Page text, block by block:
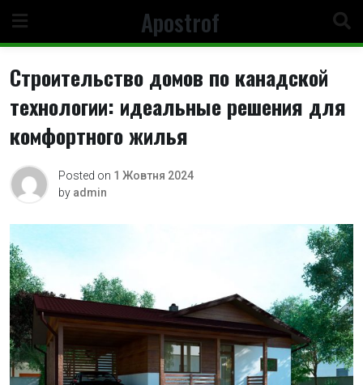
content
Apostrof
Строительство домов по канадской
технологии: идеальные решения для
комфортного жилья
Posted on 1 Жовтня 2024
by admin